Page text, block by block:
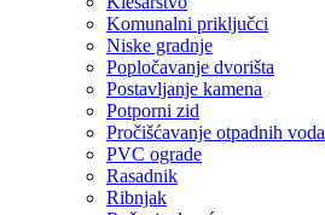
Komunalni priključci
Niske gradnje
Popločavanje dvorišta
Postavljanje kamena
Potporni zid
Pročišćavanje otpadnih voda
PVC ograde
Rasadnik
Ribnjak